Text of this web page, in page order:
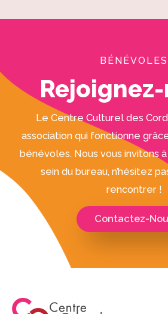
BÉNÉVOLES
Le Centre Culturel des
association qui fonctionne
bénévoles. Nous vous invitons
sein du bureau, n’hésitez
rencontrer !
Contactez-